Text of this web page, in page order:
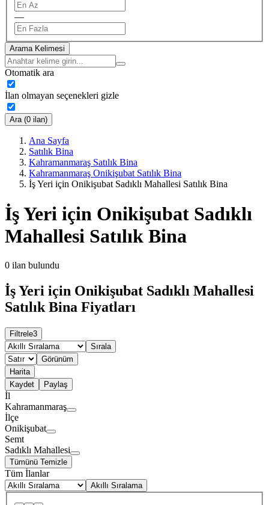
—
Arama Kelimesi
Otomatik ara
İlan olmayan seçenekleri gizle
Ara (0 ilan)
Ana Sayfa
Satılık Bina
Kahramanmaraş Satılık Bina
Kahramanmaraş Onikişubat Satılık Bina
İş Yeri için Onikişubat Sadıklı Mahallesi Satılık Bina
İş Yeri için Onikişubat Sadıklı
Mahallesi Satılık Bina
0 ilan bulundu
İş Yeri için Onikişubat Sadıklı Mahallesi
Satılık Bina Fiyatları
Filtrele3
Sırala
Görünüm
Harita
Kaydet
Paylaş
İl
Kahramanmaraş
İlçe
Onikişubat
Semt
Sadıklı Mahallesi
Tümünü Temizle
Tüm İlanlar
Akıllı Sıralama